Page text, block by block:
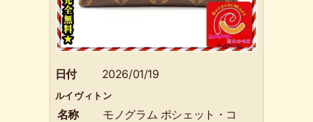
日付 2026/01/19
ルイヴィトン
名称
モノグラム ポシェット・コ